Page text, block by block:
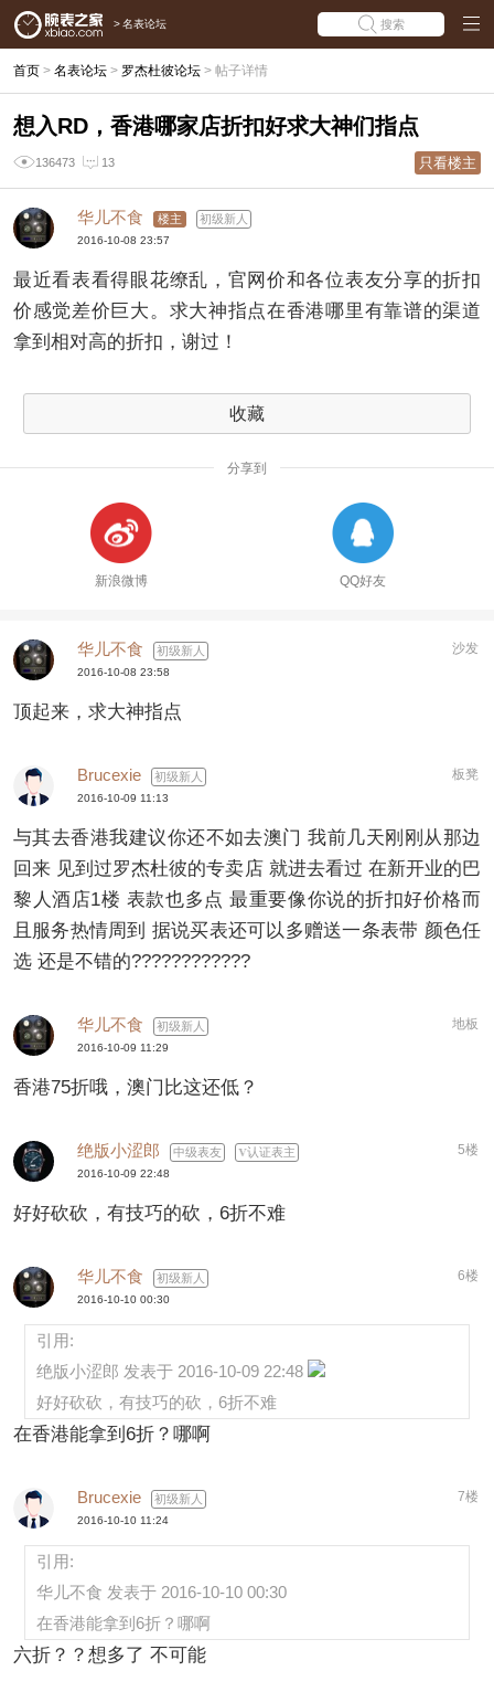
> 名表论坛 搜索
首页 > 名表论坛 > 罗杰杜彼论坛 > 帖子详情
想入RD，香港哪家店折扣好求大神们指点
136473 13 只看楼主
华儿不食 楼主 初级新人
2016-10-08 23:57
最近看表看得眼花缭乱，官网价和各位表友分享的折扣
价感觉差价巨大。求大神指点在香港哪里有靠谱的渠道
拿到相对高的折扣，谢过！
收藏
分享到
新浪微博 QQ好友
华儿不食 初级新人 沙发
2016-10-08 23:58
顶起来，求大神指点
Brucexie 初级新人 板凳
2016-10-09 11:13
与其去香港我建议你还不如去澳门 我前几天刚刚从那边
回来 见到过罗杰杜彼的专卖店 就进去看过 在新开业的巴
黎人酒店1楼 表款也多点 最重要像你说的折扣好价格而
且服务热情周到 据说买表还可以多赠送一条表带 颜色任
选 还是不错的????????????
华儿不食 初级新人 地板
2016-10-09 11:29
香港75折哦，澳门比这还低？
绝版小涩郎 中级表友 认证表主 5楼
2016-10-09 22:48
好好砍砍，有技巧的砍，6折不难
华儿不食 初级新人 6楼
2016-10-10 00:30
引用:
绝版小涩郎 发表于 2016-10-09 22:48
好好砍砍，有技巧的砍，6折不难
在香港能拿到6折？哪啊
Brucexie 初级新人 7楼
2016-10-10 11:24
引用:
华儿不食 发表于 2016-10-10 00:30
在香港能拿到6折？哪啊
六折？？想多了 不可能